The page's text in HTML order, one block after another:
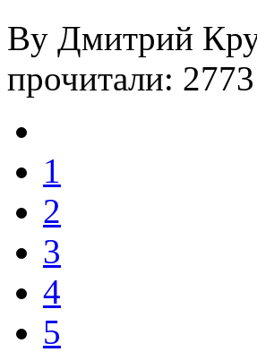
By Дмитрий
прочитали:
1
2
3
4
5